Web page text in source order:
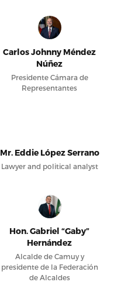
Carlos Johnny Méndez
Núñez
Presidente Cámara de
Representantes
Mr. Eddie López Serrano
Lawyer and political analyst
Hon. Gabriel “Gaby”
Hernández
Alcalde de Camuy y
presidente de la Federación
de Alcaldes